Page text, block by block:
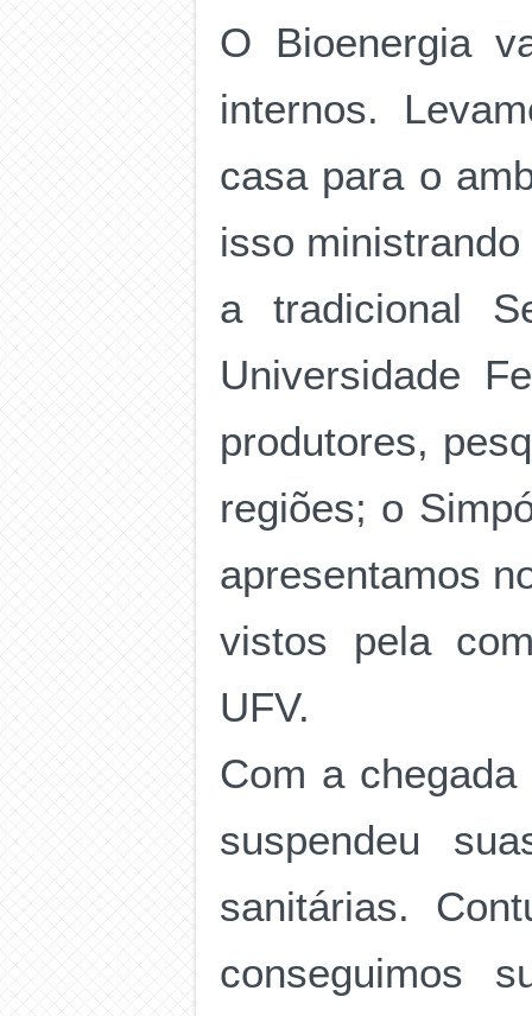
O Bioenergia
internos.
casa para o
isso
a tradicional
Universidade
produtores,
regiões; o
apresentamos
vistos pela
UFV.
Com a
suspendeu
sanitárias.
conseguimos